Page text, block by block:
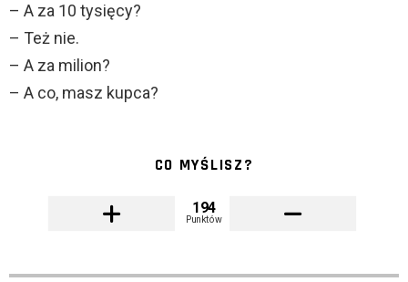
– A za 10 tysięcy?
– Też nie.
– A za milion?
– A co, masz kupca?
CO MYŚLISZ?
194
Punktów